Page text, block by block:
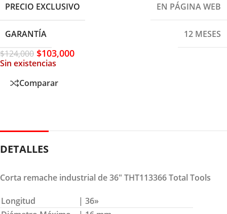
PRECIO EXCLUSIVO EN PÁGINA WEB
GARANTÍA
12 MESES
$124,000 $103,000
Sin existencias
Comparar
DETALLES
Corta remache industrial de 36″ THT113366 Total Tools
Longitud
| 36»